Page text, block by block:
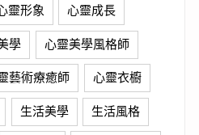
靈形象 心靈成長
學 心靈美學風格師
藝術療癒師 心靈衣櫥
生活美學 生活風格